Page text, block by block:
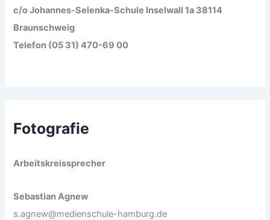
c/o Johannes-Selenka-Schule Inselwall 1a 38114
Braunschweig
Telefon (05 31) 470-69 00
Fotografie
Arbeitskreissprecher
Sebastian Agnew
s.agnew@medienschule-hamburg.de